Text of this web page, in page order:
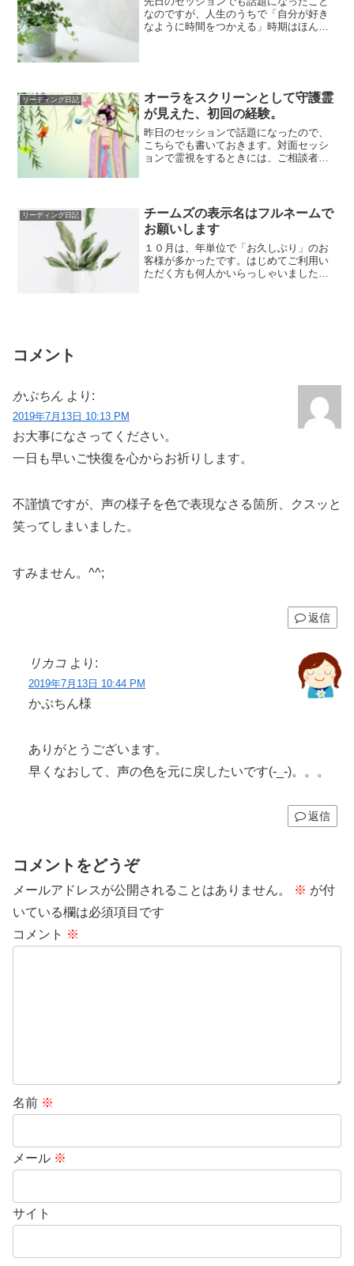
なのですが、人生のうちで「自分が好き
なように時間をつかえる」時期はほんの
リーディング日記
オーラをスクリーンとして守護霊
が見えた、初回の経験。
昨日のセッションで話題になったので、
こちらでも書いておきます。対面セッシ
ョンで霊視をするときには、ご相談者さ
リーディング日記
チームズの表示名はフルネームで
お願いします
１０月は、年単位で「お久しぶり」のお
客様が多かったです。はじめてご利用い
ただく方も何人かいらっしゃいました。
コメント
かぷちん より:
2019年7月13日 10:13 PM
お大事になさってください。
一日も早いご快復を心からお祈りします。
不謹慎ですが、声の様子を色で表現なさる箇所、クスッと
笑ってしまいました。
すみません。^^;
返信
リカコ より:
2019年7月13日 10:44 PM
かぷちん様
ありがとうございます。
早くなおして、声の色を元に戻したいです(-_-)。。。
返信
コメントをどうぞ
メールアドレスが公開されることはありません。 ※ が付
いている欄は必須項目です
コメント ※
名前 ※
メール ※
サイト